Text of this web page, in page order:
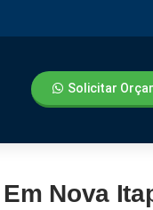
Solicitar
Nova